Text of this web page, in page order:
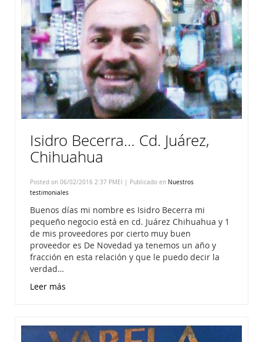
Isidro Becerra… Cd. Juárez,
Chihuahua
Posted on 06/02/2016 2:37 PMEl | Publicado en Nuestros
testimoniales
Buenos días mi nombre es Isidro Becerra mi
pequeño negocio está en cd. Juárez Chihuahua y 1
de mis proveedores por cierto muy buen
proveedor es De Novedad ya tenemos un año y
fracción en esta relación y que le puedo decir la
verdad…
Leer más